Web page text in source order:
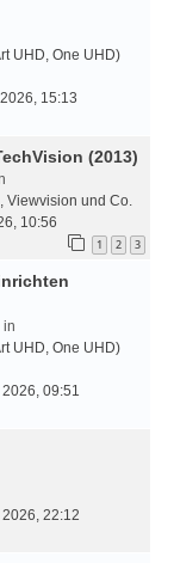
UHD, One UHD)
15:13
(2013)
Viewvision und Co.
10:56
1 2 3
in
UHD, One UHD)
2026, 09:51
2026, 22:12